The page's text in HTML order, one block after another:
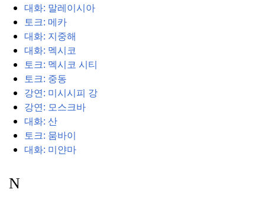
대화: 말레이시아
토크: 메카
대화: 지중해
대화: 멕시코
토크: 멕시코 시티
토크: 중동
강연: 미시시피 강
강연: 모스크바
대화: 산
토크: 뭄바이
대화: 미얀마
N